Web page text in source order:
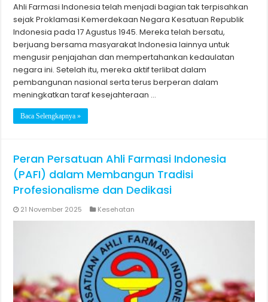
Ahli Farmasi Indonesia telah menjadi bagian tak terpisahkan
sejak Proklamasi Kemerdekaan Negara Kesatuan Republik
Indonesia pada 17 Agustus 1945. Mereka telah bersatu,
berjuang bersama masyarakat Indonesia lainnya untuk
mengusir penjajahan dan mempertahankan kedaulatan
negara ini. Setelah itu, mereka aktif terlibat dalam
pembangunan nasional serta terus berperan dalam
meningkatkan taraf kesejahteraan …
Baca Selengkapnya »
Peran Persatuan Ahli Farmasi Indonesia
(PAFI) dalam Membangun Tradisi
Profesionalisme dan Dedikasi
21 November 2025 Kesehatan